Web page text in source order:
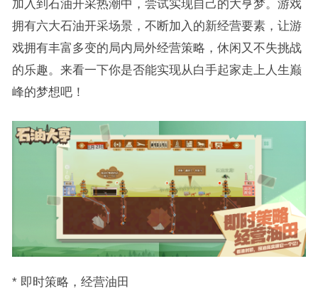
加入到石油开采热潮中，尝试实现自己的大亨梦。游戏
拥有六大石油开采场景，不断加入的新经营要素，让游
戏拥有丰富多变的局内局外经营策略，休闲又不失挑战
的乐趣。来看一下你是否能实现从白手起家走上人生巅
峰的梦想吧！
* 即时策略，经营油田